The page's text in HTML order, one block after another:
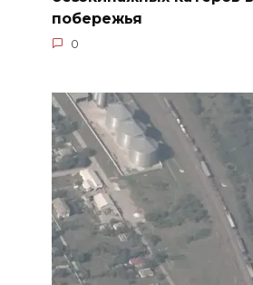
побережья
0